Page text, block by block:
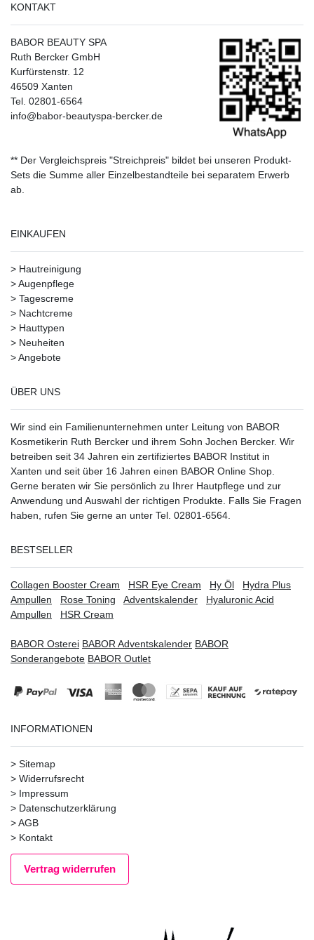
KONTAKT
BABOR BEAUTY SPA
Ruth Bercker GmbH
Kurfürstenstr. 12
46509 Xanten
Tel. 02801-6564
info@babor-beautyspa-bercker.de
** Der Vergleichspreis "Streichpreis" bildet bei unseren Produkt-
Sets die Summe aller Einzelbestandteile bei separatem Erwerb
ab.
EINKAUFEN
> Hautreinigung
>Augenpflege
> Tagescreme
> Nachtcreme
> Hauttypen
> Neuheiten
>Angebote
ÜBER UNS
Wir sind ein Familienunternehmen unter Leitung von BABOR
Kosmetikerin Ruth Bercker und ihrem Sohn Jochen Bercker. Wir
betreiben seit 34 Jahren ein zertifiziertes BABOR Institut in
Xanten und seit über 16 Jahren einen BABOR Online Shop.
Gerne beraten wir Sie persönlich zu Ihrer Hautpflege und zur
Anwendung und Auswahl der richtigen Produkte. Falls Sie Fragen
haben, rufen Sie gerne an unter Tel. 02801-6564.
BESTSELLER
Collagen Booster Cream HSR Eye Cream Hy Öl
Hydra Plus
Ampullen
Rose Toning Adventskalender
Hyaluronic Acid
Ampullen
HSR Cream
BABOR Osterei BABOR Adventskalender BABOR
Sonderangebote BABOR Outlet
INFORMATIONEN
> Sitemap
> Widerrufsrecht
> Impressum
> Datenschutzerklärung
>AGB
> Kontakt
Vertrag widerrufen